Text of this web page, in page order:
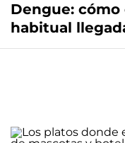
Dengue:
habitual